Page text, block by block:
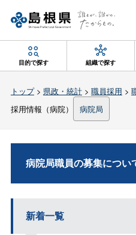
目的で探す 組織で探す
トップ> 県政・統計> 職員採用 >
採用情報（病院）
病院局
病院局職員の募集につい
新着一覧